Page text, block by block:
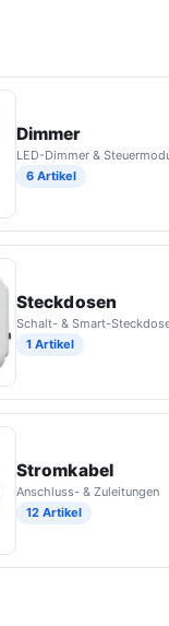
Dimmer
LED-Dimmer &
6 Artikel
Steckdosen
Schalt- & Smart-
1 Artikel
Stromkabel
Anschluss- & Zuleitungen
12 Artikel